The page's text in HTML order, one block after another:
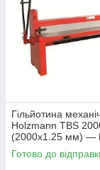
Гільйотина
Holzmann TBS
(2000х1.25 мм) —
металу 2 метри |
Готово до